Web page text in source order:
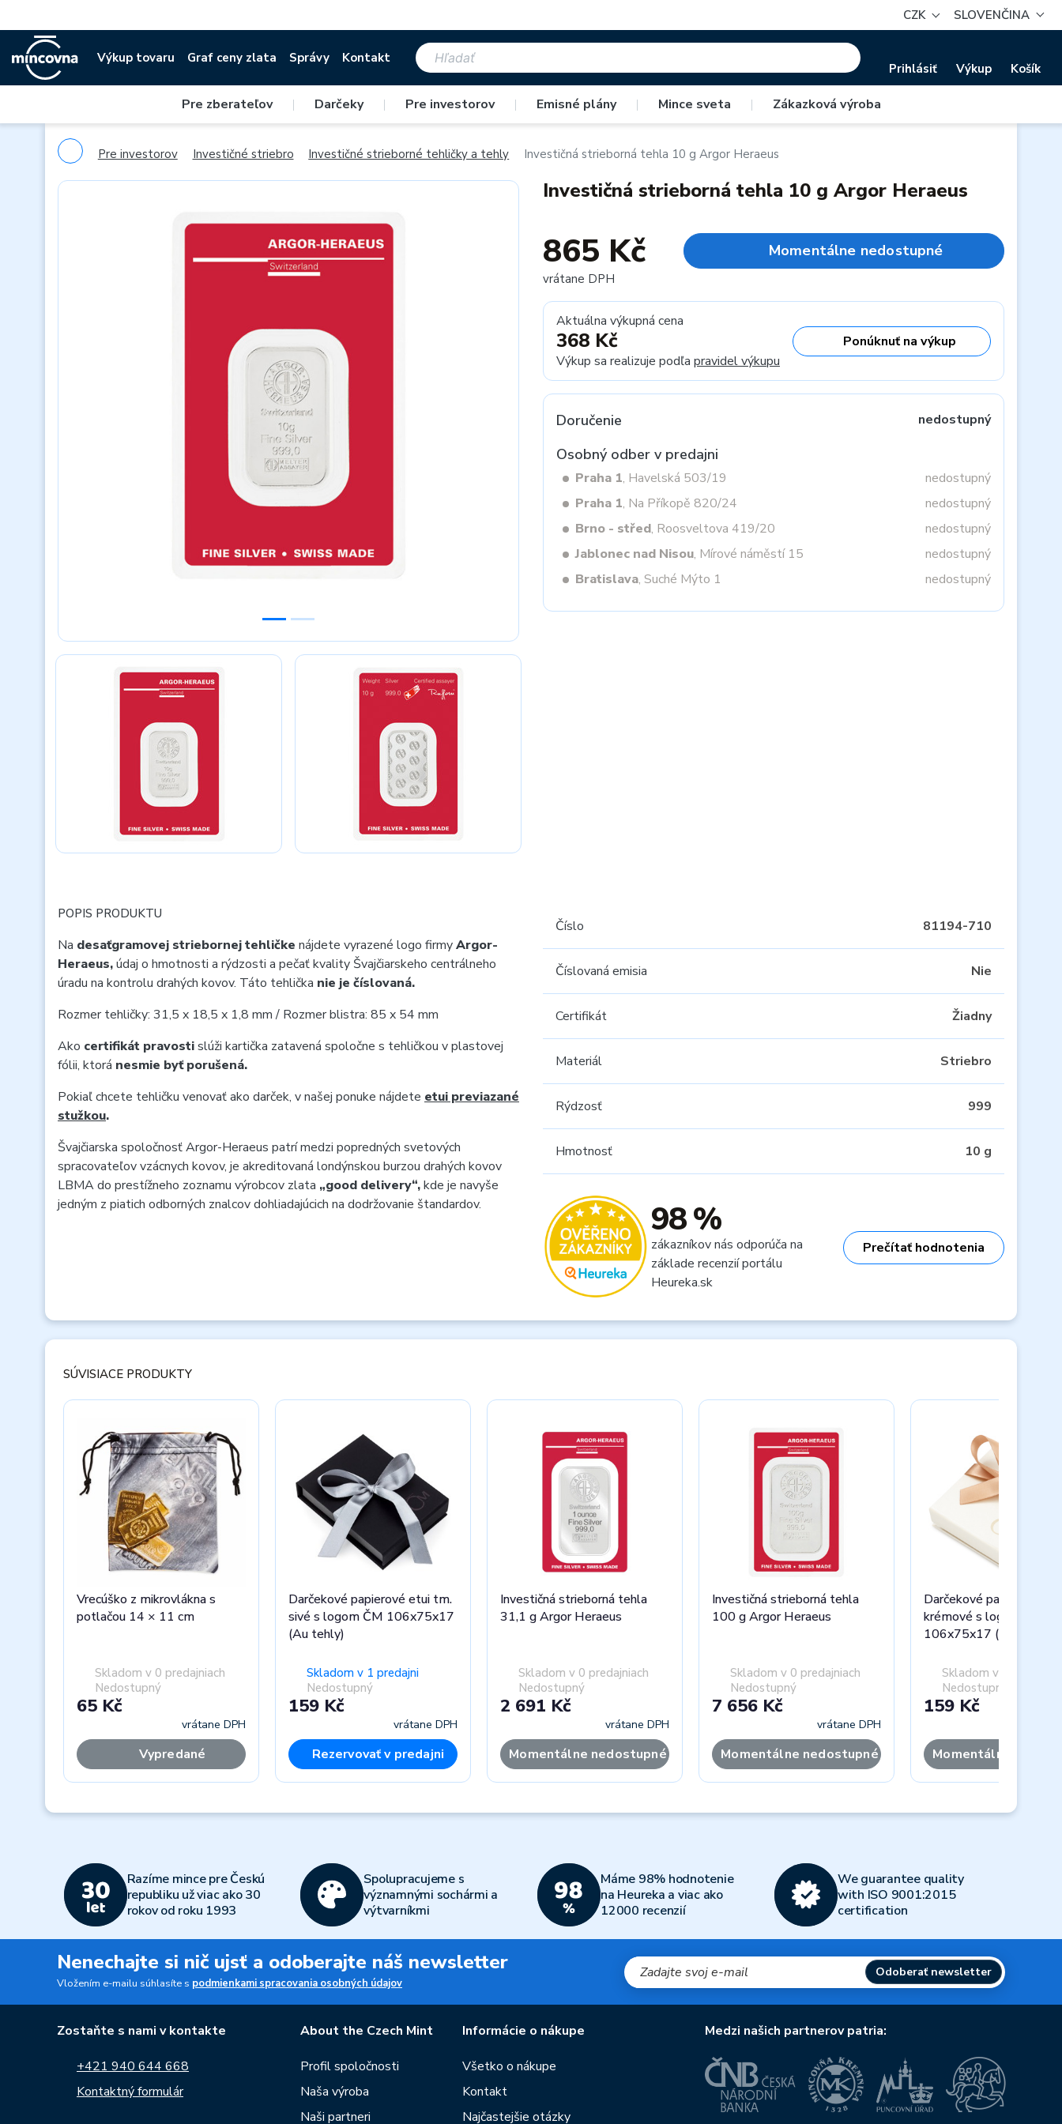
CZK SLOVENČINA
Výkup tovaru Graf ceny zlata Správy Kontakt
Prihlásiť Výkup Košík
Pre zberateľov | Darčeky | Pre investorov | Emisné plány | Mince sveta | Zákazková výroba
Pre investorov Investičné striebro Investičné strieborné tehličky a tehly Investičná strieborná tehla 10 g Argor Heraeus
Investičná strieborná tehla 10 g Argor Heraeus
865 Kč
vrátane DPH
Momentálne nedostupné
Aktuálna výkupná cena
368 Kč
Výkup sa realizuje podľa pravidel výkupu
Ponúknuť na výkup
Doručenie nedostupný
Osobný odber v predajni
Praha 1, Havelská 503/19
nedostupný
Praha 1, Na Příkopě 820/24
nedostupný
Brno - střed, Roosveltova 419/20
nedostupný
Jablonec nad Nisou, Mírové náměstí 15
nedostupný
Bratislava, Suché Mýto 1 nedostupný
POPIS PRODUKTU
Na desaťgramovej striebornej tehličke nájdete vyrazené logo firmyArgor-
Heraeus,údaj o hmotnosti a rýdzosti a pečať kvality Švajčiarskeho centrálneho
úradu na kontrolu drahých kovov. Táto tehlička nie je číslovaná.
Rozmer tehličky: 31,5 x 18,5 x 1,8 mm / Rozmer blistra: 85 x 54 mm
Ako certifikát pravostislúži kartička zatavená spoločne s tehličkou v plastovej
fólii, ktorá nesmie byť porušená.
Pokiaľ chcete tehličku venovať ako darček, v našej ponuke nájdete etui previazané
stužkou.
Švajčiarska spoločnosť Argor-Heraeus patrí medzi popredných svetových
spracovateľov vzácnych kovov, je akreditovaná londýnskou burzou drahých kovov
LBMA do prestížneho zoznamu výrobcov zlata „good delivery“,kde je navyše
jedným z piatich odborných znalcov dohliadajúcich na dodržovanie štandardov.
Číslo 81194-710
Číslovaná emisia Nie
Certifikát Žiadny
Materiál Striebro
Rýdzosť 999
Hmotnosť 10 g
98 %
zákazníkov nás odporúča na
základe recenzií portálu
Heureka.sk
Prečítať hodnotenia
SÚVISIACE PRODUKTY
Vrecúško z mikrovlákna s
potlačou 14 × 11 cm
Skladom v 0 predajniach
Nedostupný
65 Kč
vrátane DPH
Vypredané
Darčekové papierové etui tm.
sivé s logom ČM 106x75x17
(Au tehly)
Skladom v 1 predajni
Nedostupný
159 Kč
vrátane DPH
Rezervovať v predajni
Investičná strieborná tehla
31,1 g Argor Heraeus
Skladom v 0 predajniach
Nedostupný
2 691 Kč
vrátane DPH
Momentálne nedostupné
Investičná strieborná tehla
100 g Argor Heraeus
Skladom v 0 predajniach
Nedostupný
7 656 Kč
vrátane DPH
Momentálne nedostupné
Darčekové papierové
krémové s logom ČM
106x75x17 (Au tehly)
Skladom v 0
Nedostupný
159 Kč
Momentálne
Razíme mince pre Českú
republiku už viac ako 30
rokov od roku 1993
Spolupracujeme s
významnými sochármi a
výtvarníkmi
Máme 98% hodnotenie
na Heureka a viac ako
12000 recenzií
We guarantee quality
with ISO 9001:2015
certification
Nenechajte si nič ujsť a odoberajte náš newsletter
Vložením e-mailu súhlasíte s podmienkami spracovania osobných údajov
Odoberať newsletter
Zostaňte s nami v kontakte
+421 940 644 668
Kontaktný formulár
About the Czech Mint
Profil spoločnosti
Naša výroba
Naši partneri
Informácie o nákupe
Všetko o nákupe
Kontakt
Najčastejšie otázky
Medzi našich partnerov patria: